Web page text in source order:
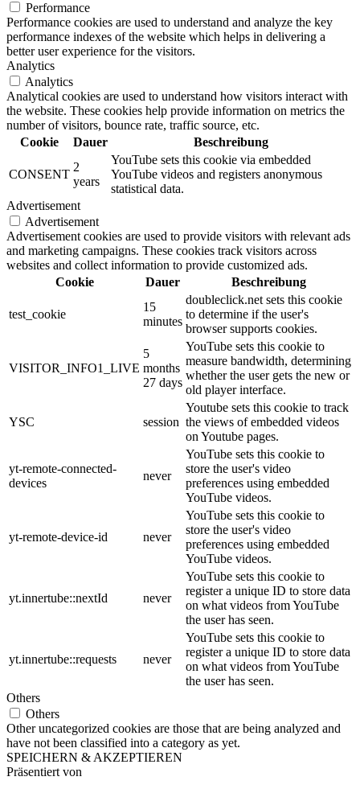
Performance
Performance cookies are used to understand and analyze the key
performance indexes of the website which helps in delivering a
better user experience for the visitors.
Analytics
Analytics
Analytical cookies are used to understand how visitors interact with
the website. These cookies help provide information on metrics the
number of visitors, bounce rate, traffic source, etc.
Cookie
Dauer Beschreibung
CONSENT
2
years
YouTube sets this cookie via embedded
YouTube videos and registers anonymous
statistical data.
Advertisement
Advertisement
Advertisement cookies are used to provide visitors with relevant ads
and marketing campaigns. These cookies track visitors across
websites and collect information to provide customized ads.
Cookie
Dauer Beschreibung
test_cookie
15
minutes
doubleclick.net sets this cookie
to determine if the user's
browser supports cookies.
VISITOR_INFO1_LIVE
5
months
27 days
YouTube sets this cookie to
measure bandwidth, determining
whether the user gets the new or
old player interface.
YSC session
Youtube sets this cookie to track
the views of embedded videos
on Youtube pages.
yt-remote-connected-
devices
never
YouTube sets this cookie to
store the user's video
preferences using embedded
YouTube videos.
yt-remote-device-id never
YouTube sets this cookie to
store the user's video
preferences using embedded
YouTube videos.
yt.innertube::nextId never
YouTube sets this cookie to
register a unique ID to store data
on what videos from YouTube
the user has seen.
yt.innertube::requests never
YouTube sets this cookie to
register a unique ID to store data
on what videos from YouTube
the user has seen.
Others
Others
Other uncategorized cookies are those that are being analyzed and
have not been classified into a category as yet.
SPEICHERN & AKZEPTIEREN
Präsentiert von